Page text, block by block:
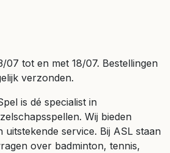
tot en met 18/07. Bestellingen
verzonden.
is dé specialist in
Wij bieden
uitstekende service. Bij ASL staan
over badminton, tennis,